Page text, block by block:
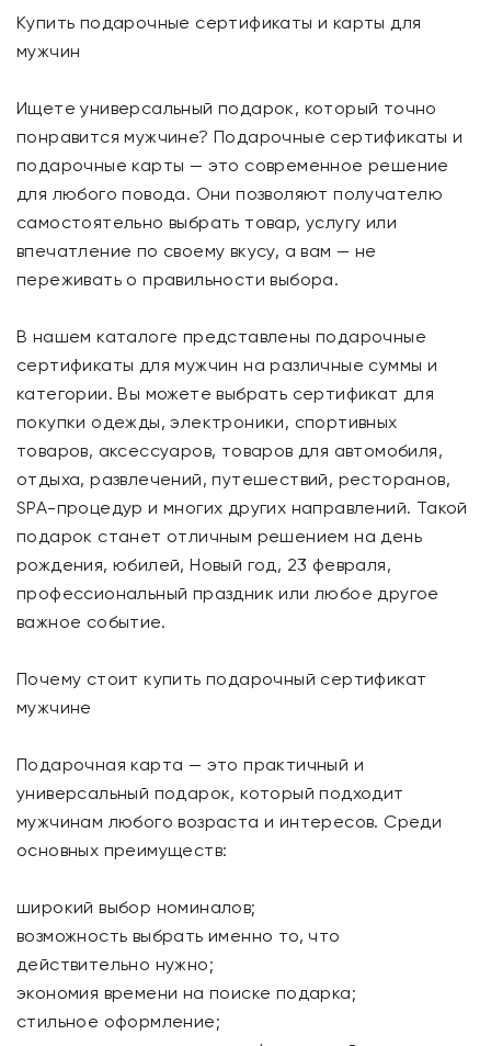
Купить подарочные сертификаты и карты для
мужчин
Ищете универсальный подарок, который точно
понравится мужчине? Подарочные сертификаты и
подарочные карты — это современное решение
для любого повода. Они позволяют получателю
самостоятельно выбрать товар, услугу или
впечатление по своему вкусу, а вам — не
переживать о правильности выбора.
В нашем каталоге представлены подарочные
сертификаты для мужчин на различные суммы и
категории. Вы можете выбрать сертификат для
покупки одежды, электроники, спортивных
товаров, аксессуаров, товаров для автомобиля,
отдыха, развлечений, путешествий, ресторанов,
SPA-процедур и многих других направлений. Такой
подарок станет отличным решением на день
рождения, юбилей, Новый год, 23 февраля,
профессиональный праздник или любое другое
важное событие.
Почему стоит купить подарочный сертификат
мужчине
Подарочная карта — это практичный и
универсальный подарок, который подходит
мужчинам любого возраста и интересов. Среди
основных преимуществ:
широкий выбор номиналов;
возможность выбрать именно то, что
действительно нужно;
экономия времени на поиске подарка;
стильное оформление;